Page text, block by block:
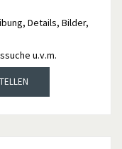
Details, Bilder,
u.v.m.